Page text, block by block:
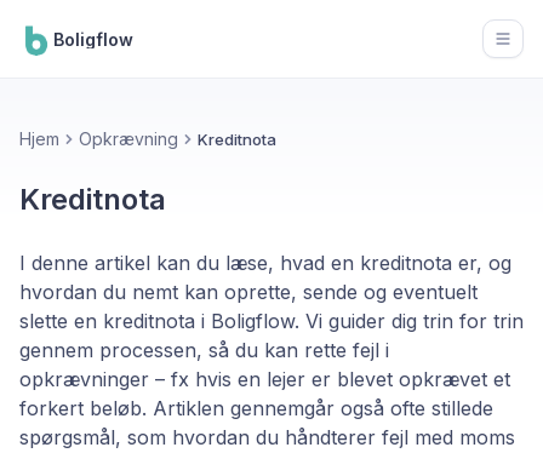
Boligflow
Hjem Opkrævning Kreditnota
Kreditnota
I denne artikel kan du læse, hvad en kreditnota er, og
hvordan du nemt kan oprette, sende og eventuelt
slette en kreditnota i Boligflow. Vi guider dig trin for trin
gennem processen, så du kan rette fejl i
opkrævninger – fx hvis en lejer er blevet opkrævet et
forkert beløb. Artiklen gennemgår også ofte stillede
spørgsmål, som hvordan du håndterer fejl med moms